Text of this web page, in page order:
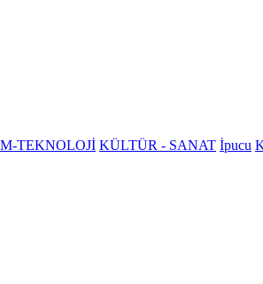
TEKNOLOJİ KÜLTÜR - SANAT İpucu